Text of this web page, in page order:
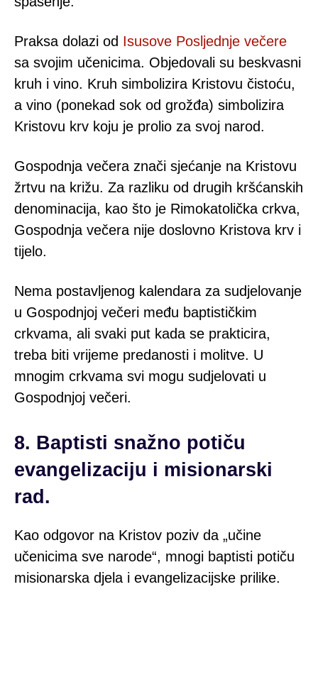
Praksa dolazi od Isusove Posljednje večere
sa svojim učenicima. Objedovali su beskvasni
kruh i vino. Kruh simbolizira Kristovu čistoću,
a vino (ponekad sok od grožđa) simbolizira
Kristovu krv koju je prolio za svoj narod.
Gospodnja večera znači sjećanje na Kristovu
žrtvu na križu. Za razliku od drugih kršćanskih
denominacija, kao što je Rimokatolička crkva,
Gospodnja večera nije doslovno Kristova krv i
tijelo.
Nema postavljenog kalendara za sudjelovanje
u Gospodnjoj večeri među baptističkim
crkvama, ali svaki put kada se prakticira,
treba biti vrijeme predanosti i molitve. U
mnogim crkvama svi mogu sudjelovati u
Gospodnjoj večeri.
8. Baptisti snažno potiču
evangelizaciju i misionarski
rad.
Kao odgovor na Kristov poziv da „učine
učenicima sve narode“, mnogi baptisti potiču
misionarska djela i evangelizacijske prilike.